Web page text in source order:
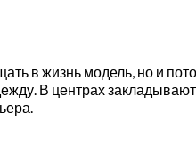
в жизнь модель, но и
В центрах